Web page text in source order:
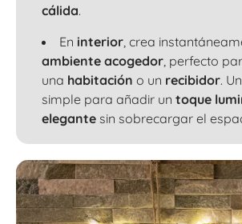
cálida.
En interior, crea
ambiente acogedor, perfecto
una habitación o un recibidor.
simple para añadir un toque
elegante sin sobrecargar el